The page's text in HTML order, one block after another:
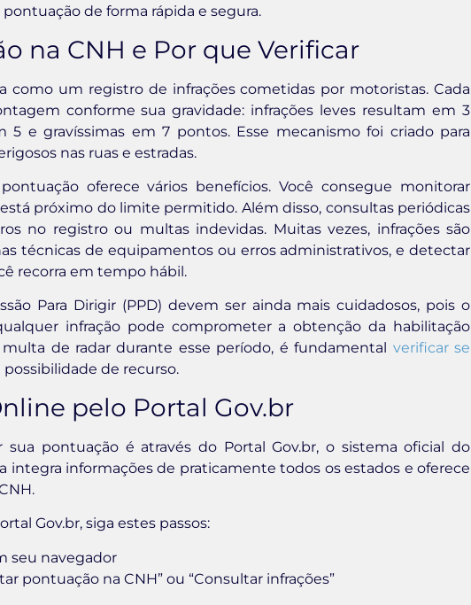
de forma rápida e segura.
na CNH e Por que Verificar
como um registro de infrações cometidas por motoristas. Cada
conforme sua gravidade: infrações leves resultam em 3
5 e gravíssimas em 7 pontos. Esse mecanismo foi criado para
nas ruas e estradas.
oferece vários benefícios. Você consegue monitorar
próximo do limite permitido. Além disso, consultas periódicas
no registro ou multas indevidas. Muitas vezes, infrações são
técnicas de equipamentos ou erros administrativos, e detectar
recorra em tempo hábil.
Para Dirigir (PPD) devem ser ainda mais cuidadosos, pois o
infração pode comprometer a obtenção da habilitação
de radar durante esse período, é fundamental verificar se
possibilidade de recurso.
pelo Portal Gov.br
pontuação é através do Portal Gov.br, o sistema oficial do
integra informações de praticamente todos os estados e oferece
Gov.br, siga estes passos:
seu navegador
pontuação na CNH” ou “Consultar infrações”